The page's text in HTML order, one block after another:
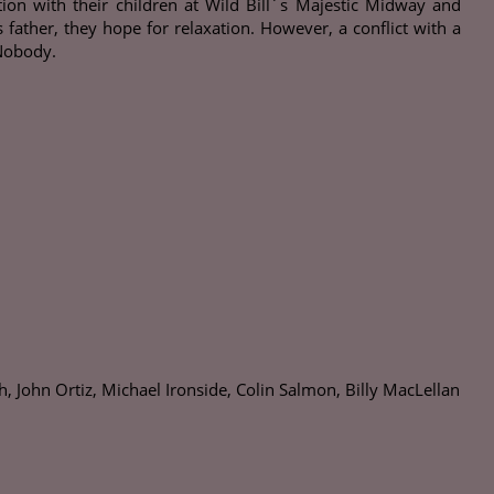
with their children at Wild Bill´s Majestic Midway and
they hope for relaxation. However, a conflict with a
John Ortiz, Michael Ironside, Colin Salmon, Billy MacLellan